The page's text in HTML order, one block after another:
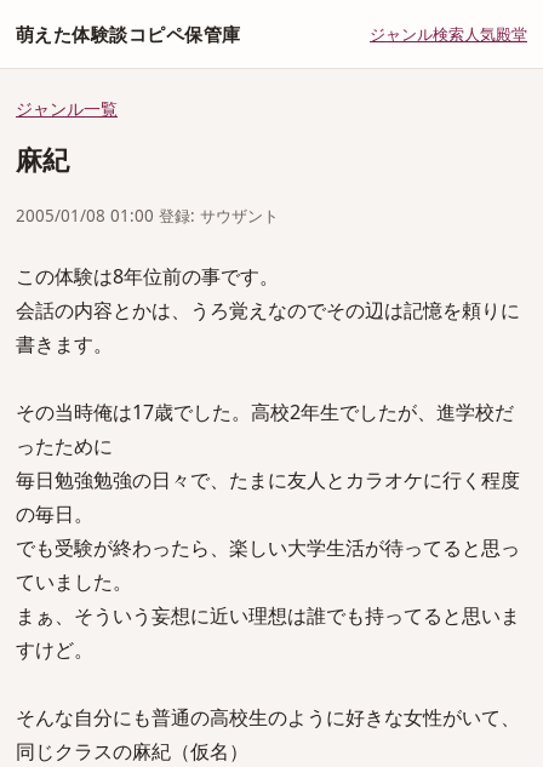
萌えた体験談コピペ保管庫 ジャンル検索人気殿堂
ジャンル一覧
麻紀
2005/01/08 01:00 登録: サウザント
この体験は8年位前の事です。
会話の内容とかは、うろ覚えなのでその辺は記憶を頼りに
書きます。
その当時俺は17歳でした。高校2年生でしたが、進学校だ
ったために
毎日勉強勉強の日々で、たまに友人とカラオケに行く程度
の毎日。
でも受験が終わったら、楽しい大学生活が待ってると思っ
ていました。
まぁ、そういう妄想に近い理想は誰でも持ってると思いま
すけど。
そんな自分にも普通の高校生のように好きな女性がいて、
同じクラスの麻紀（仮名）